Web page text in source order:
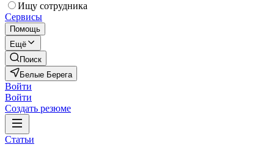
Ищу сотрудника
Сервисы
Помощь
Ещё
Поиск
Белые Берега
Войти
Войти
Создать резюме
Статьи